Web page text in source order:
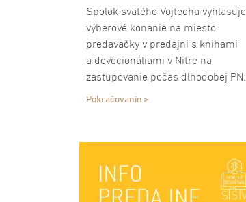
Spolok svätého Vojtecha vyhlasuje
výberové konanie na miesto
predavačky v predajni s knihami
a devocionáliami v Nitre na
zastupovanie počas dlhodobej PN.
Pokračovanie >